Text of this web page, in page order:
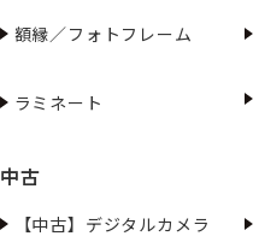
額縁／フォトフレーム
ラミネート
中古
【中古】デジタルカメラ